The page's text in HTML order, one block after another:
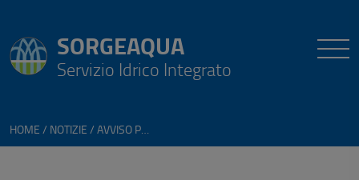
SORGEAQUA
Servizio Idrico Integrato
HOME NOTIZIE AVVISO PUBBLICO DI SELEZIONE IMPIEGATO AREA TECNICA SORGEAQUA: CONVOCAZIONE PROVA SCRITTA E ORALE E GRADUATORIA FINALE